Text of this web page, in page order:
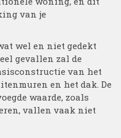
van je
wel en niet gedekt
gevallen zal de
van het
en het dak. De
waarde, zoals
vallen vaak niet